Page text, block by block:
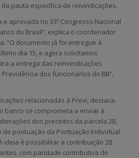
da pauta específica de reivindicações.
aprovada no 33º Congresso Nacional
do Brasil”, explica o coordenador
“O documento já foi entregue à
dia 15, e agora solicitamos
a entrega das reinvindicações
dos funcionários do BB”,
relacionadas à Previ, destaca-
banco se comprometa a enviar à
dos preceitos da parcela 2B,
de pontuação da Pontuação Individual
ideia é possibilitar a contribuição 2B
com paridade contributiva do